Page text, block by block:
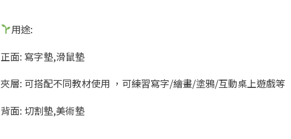
用途:
正面: 寫字墊,滑鼠墊
夾層: 可搭配不同教材使用 ，可練習寫字/繪畫/塗鴉/互動桌上遊戲等
背面: 切割墊,美術墊